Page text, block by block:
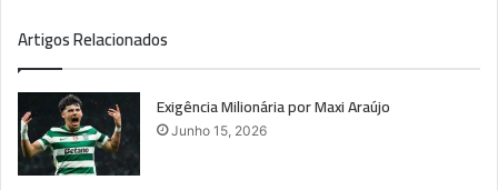
Artigos Relacionados
Exigência Milionária por Maxi Araújo
Junho 15, 2026